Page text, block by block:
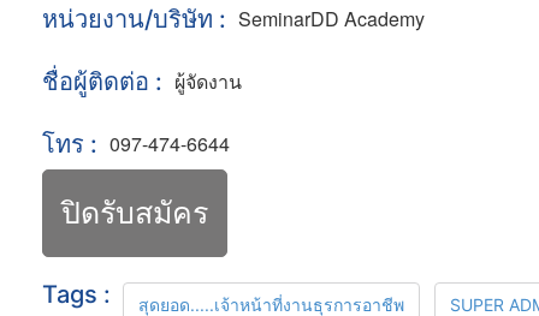
หน่วยงาน/บริษัท : SeminarDD Academy
ชื่อผู้ติดต่อ : ผู้จัดงาน
โทร : 097-474-6644
ปิดรับสมัคร
Tags : สุดยอด.....เจ้าหน้าที่งานธุรการอาชีพ SUPER